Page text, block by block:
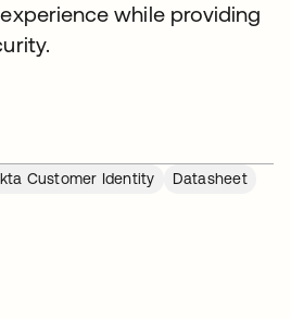
while providing
Customer Identity
Datasheet